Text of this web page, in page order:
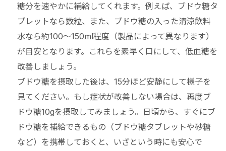
糖分を速やかに補給してくれます。例えば、ブドウ糖タ
ブレットなら数粒、また、ブドウ糖の入った清涼飲料
水なら約100～150ml程度（製品によって異なります）
が目安となります。これらを素早く口にして、低血糖を
改善しましょう。
ブドウ糖を摂取した後は、15分ほど安静にして様子を
見てください。もし症状が改善しない場合は、再度ブ
ドウ糖10gを摂取してみましょう。日頃から、すぐにブ
ドウ糖を補給できるもの（ブドウ糖タブレットや砂糖
など）を携帯しておくと、いざという時にも安心で